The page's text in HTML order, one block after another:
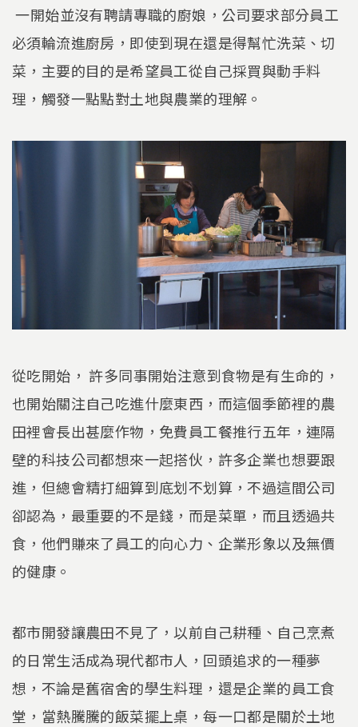
一開始並沒有聘請專職的廚娘，公司要求部分員工
必須輪流進廚房，即使到現在還是得幫忙洗菜、切
菜，主要的目的是希望員工從自己採買與動手料
理，觸發一點點對土地與農業的理解。
從吃開始， 許多同事開始注意到食物是有生命的，
也開始關注自己吃進什麼東西，而這個季節裡的農
田裡會長出甚麼作物，免費員工餐推行五年，連隔
壁的科技公司都想來一起搭伙，許多企業也想要跟
進，但總會精打細算到底划不划算，不過這間公司
卻認為，最重要的不是錢，而是菜單，而且透過共
食，他們賺來了員工的向心力、企業形象以及無價
的健康。
都市開發讓農田不見了，以前自己耕種、自己烹煮
的日常生活成為現代都市人，回頭追求的一種夢
想，不論是舊宿舍的學生料理，還是企業的員工食
堂，當熱騰騰的飯菜擺上桌，每一口都是關於土地